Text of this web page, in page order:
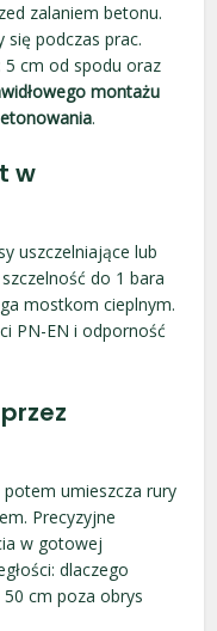
zalaniem betonu.
się podczas prac.
cm od spodu oraz
montażu
.
w
uszczelniające lub
do 1 bara
mostkom cieplnym.
PN-EN i odporność
umieszcza rury
Precyzyjne
w gotowej
dlaczego
cm poza obrys